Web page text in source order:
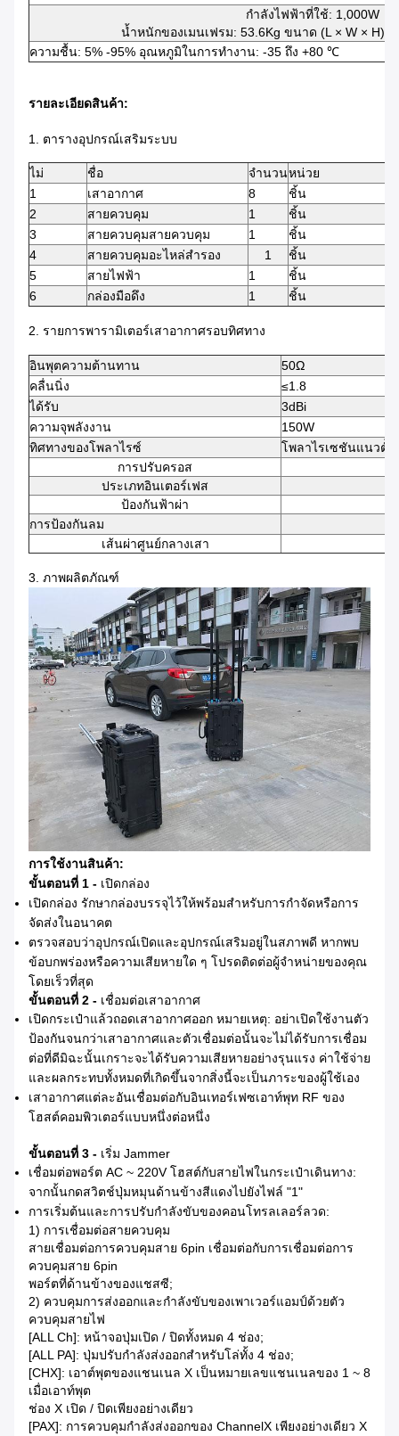
กำลังไฟฟ้าที่ใช้: 1,000W
น้ำหนักของเมนเฟรม: 53.6Kg ขนาด (L × W × H):
ความชื้น: 5% -95% อุณหภูมิในการทำงาน: -35 ถึง +80 ℃
รายละเอียดสินค้า:
1. ตารางอุปกรณ์เสริมระบบ
ไม่ ชื่อ จำนวนหน่วย
1
เสาอากาศ 8
ชิ้น
2
สายควบคุม 1
ชิ้น
3
สายควบคุมสายควบคุม 1
ชิ้น
4
สายควบคุมอะไหล่สำรอง 1
ชิ้น
5
สายไฟฟ้า 1
ชิ้น
6
กล่องมือดึง 1 ชิ้น
2. รายการพารามิเตอร์เสาอากาศรอบทิศทาง
อินพุตความต้านทาน
50Ω
คลื่นนิ่ง
≤1.8
ได้รับ
3dBi
ความจุพลังงาน
150W
ทิศทางของโพลาไรซ์
โพลาไรเซชันแนวตั้ง
การปรับครอส
ประเภทอินเตอร์เฟส
ป้องกันฟ้าผ่า
การป้องกันลม
เส้นผ่าศูนย์กลางเสา
3. ภาพผลิตภัณฑ์
การใช้งานสินค้า:
ขั้นตอนที่ 1 - เปิดกล่อง
เปิดกล่อง รักษากล่องบรรจุไว้ให้พร้อมสำหรับการกำจัดหรือการ
จัดส่งในอนาคต
ตรวจสอบว่าอุปกรณ์เปิดและอุปกรณ์เสริมอยู่ในสภาพดี หากพบ
ข้อบกพร่องหรือความเสียหายใด ๆ โปรดติดต่อผู้จำหน่ายของคุณ
โดยเร็วที่สุด
ขั้นตอนที่ 2 - เชื่อมต่อเสาอากาศ
เปิดกระเป๋าแล้วถอดเสาอากาศออก หมายเหตุ: อย่าเปิดใช้งานตัว
ป้องกันจนกว่าเสาอากาศและตัวเชื่อมต่อนั้นจะไม่ได้รับการเชื่อม
ต่อที่ดีมิฉะนั้นเกราะจะได้รับความเสียหายอย่างรุนแรง ค่าใช้จ่าย
และผลกระทบทั้งหมดที่เกิดขึ้นจากสิ่งนี้จะเป็นภาระของผู้ใช้เอง
เสาอากาศแต่ละอันเชื่อมต่อกับอินเทอร์เฟซเอาท์พุท RF ของ
โฮสต์คอมพิวเตอร์แบบหนึ่งต่อหนึ่ง
ขั้นตอนที่ 3 - เริ่ม Jammer
เชื่อมต่อพอร์ต AC ~ 220V โฮสต์กับสายไฟในกระเป๋าเดินทาง:
จากนั้นกดสวิตช์ปุ่มหมุนด้านข้างสีแดงไปยังไฟล์ "1"
การเริ่มต้นและการปรับกำลังขับของคอนโทรลเลอร์ลวด:
1) การเชื่อมต่อสายควบคุม
สายเชื่อมต่อการควบคุมสาย 6pin เชื่อมต่อกับการเชื่อมต่อการ
ควบคุมสาย 6pin
พอร์ตที่ด้านข้างของแชสซี;
2) ควบคุมการส่งออกและกำลังขับของเพาเวอร์แอมป์ด้วยตัว
ควบคุมสายไฟ
[ALL Ch]: หน้าจอปุ่มเปิด / ปิดทั้งหมด 4 ช่อง;
[ALL PA]: ปุ่มปรับกำลังส่งออกสำหรับโล่ทั้ง 4 ช่อง;
[CHX]: เอาต์พุตของแชนเนล X เป็นหมายเลขแชนเนลของ 1 ~ 8
เมื่อเอาท์พุต
ช่อง X เปิด / ปิดเพียงอย่างเดียว
[PAX]: การควบคุมกำลังส่งออกของ ChannelX เพียงอย่างเดียว X